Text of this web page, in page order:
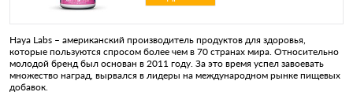
Haya Labs – американский производитель продуктов для здоровья,
которые пользуются спросом более чем в 70 странах мира. Относительно
молодой бренд был основан в 2011 году. За это время успел завоевать
множество наград, вырвался в лидеры на международном рынке пищевых
добавок.